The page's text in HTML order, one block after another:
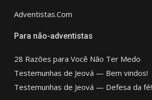
Adventistas.Com
Para não-adventistas
28 Razões para Você Não Ter Medo
Testemunhas de Jeová — Bem vindos!
Testemunhas de Jeová — Defesa da fé!